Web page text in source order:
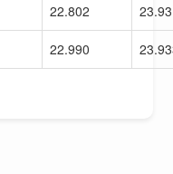
22.802
22.990